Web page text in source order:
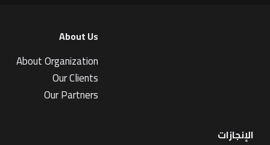
About Us
About Organization
Our Clients
Our Partners
الإنجازات